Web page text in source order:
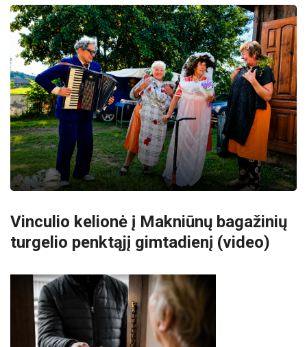
Vinculio kelionė į Makniūnų bagažinių
turgelio penktąjį gimtadienį (video)